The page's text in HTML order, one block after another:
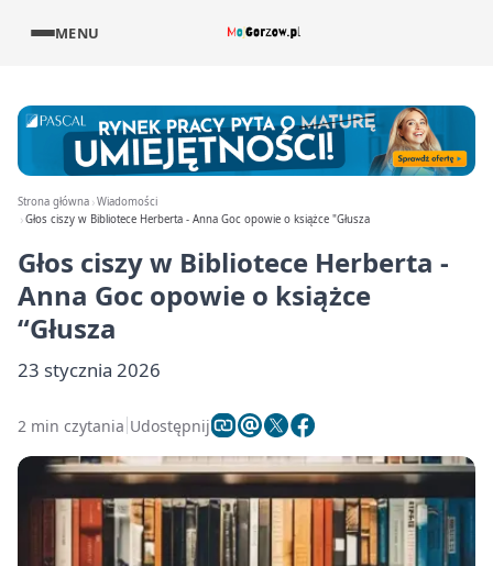
MENU
Strona główna Wiadomości
Głos ciszy w Bibliotece Herberta - Anna Goc opowie o książce "Głusza
Głos ciszy w Bibliotece Herberta -
Anna Goc opowie o książce
“Głusza
23 stycznia 2026
2 min czytania Udostępnij